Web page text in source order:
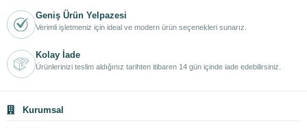
Geniş Ürün Yelpazesi
Verimli işletmeniz için ideal ve modern ürün seçenekleri sunarız.
Kolay İade
Ürünlerinizi teslim aldığınız tarihten itibaren 14 gün içinde iade edebilirsiniz.
Kurumsal